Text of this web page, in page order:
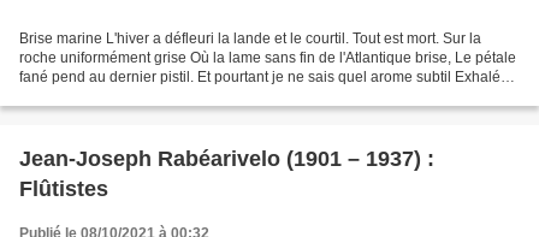
Brise marine L'hiver a défleuri la lande et le courtil. Tout est mort. Sur la
roche uniformément grise Où la lame sans fin de l'Atlantique brise, Le pétale
fané pend au dernier pistil. Et pourtant je ne sais quel arome subtil Exhalé
Jean-Joseph Rabéarivelo (1901 – 1937) :
Flûtistes
Publié le 08/10/2021 à 00:32